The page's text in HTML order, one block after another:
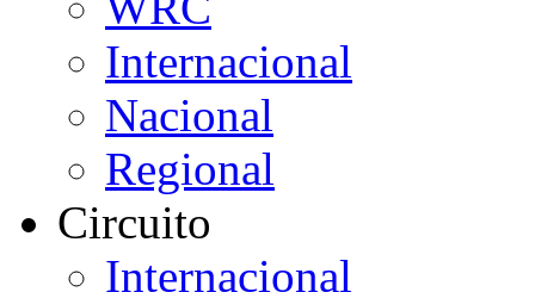
Internacional
Nacional
Regional
Circuito
Internacional